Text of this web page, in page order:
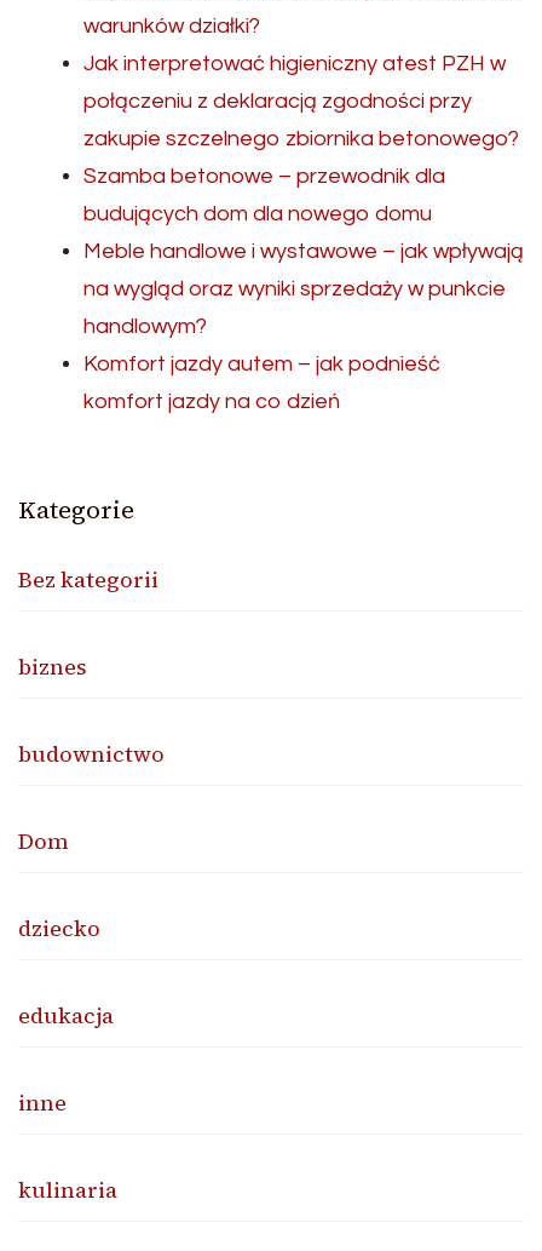
warunków działki?
Jak interpretować higieniczny atest PZH w
połączeniu z deklaracją zgodności przy
zakupie szczelnego zbiornika betonowego?
Szamba betonowe – przewodnik dla
budujących dom dla nowego domu
Meble handlowe i wystawowe – jak wpływają
na wygląd oraz wyniki sprzedaży w punkcie
handlowym?
Komfort jazdy autem – jak podnieść
komfort jazdy na co dzień
Kategorie
Bez kategorii
biznes
budownictwo
Dom
dziecko
edukacja
inne
kulinaria